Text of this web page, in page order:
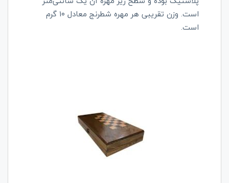
است. وزن تقریبی هر مهره شطرنج معادل ۱۰ گرم
است.